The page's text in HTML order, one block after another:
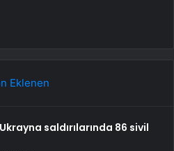
Eklenen
saldırılarında 86 sivil